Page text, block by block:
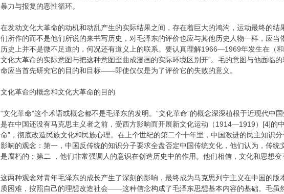
暴力与报复的恶性循环。
在发动文化大革命的动机和动乱产生的实际结果之间，存在着巨大的鸿沟，运动最终的
们所作的而不是他们所说的来书写历史，对毛泽东的评价也应与其他历史人物一样，应
历史上并不是微不足道的，何况还有道义上的联系。要认真理解1966—1969年发生在（
文化大革命的实际意图与把这种意图歪曲成漫画的实际环境区别开”。毛的意图与他面临
命应当首先研究它的目的和目标——即使仅仅是为了评价它的失败的意义。
文化革命的概念和文化大革命的目的
“文化革命”这个术语或概念都不是毛泽东的发明。“文化革命”的概念深深植根于近现代
是在中国还没有马克思主义者之前，受西方影响而开展新文化运动（1914—1919）[4]的
命”，彻底改造民族文化和民族心理。在上个世纪的第二个十年里，中国激进的民主知识
影响的观念：第一，中国反传统的知识分子要求全盘否定中国传统文化，他们认为，传
是腐朽的；第二 ，他们非常强调人的意识在创造历史中的作用。他们相信，文化和思想
这两种观念对青年毛泽东的成长产生了深刻的影响，最终成为马克思列宁主义在中国的
质困难，按照自己的理想改造社会——这种信念构成了毛泽东思想基本内容的基础。毛虽